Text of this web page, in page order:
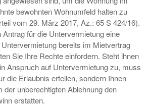
bewohnten Wohnumfeld halten zu
vom 29. März 2017, Az.: 65 S 424/16).
Antrag für die Untervermietung eine
bereits im Mietvertrag
Sie Ihre Rechte einfordern. Steht ihnen
Anspruch auf Untervermietung zu, muss
die Erlaubnis erteilen, sondern Ihnen
der unberechtigten Ablehnung den
erstatten.